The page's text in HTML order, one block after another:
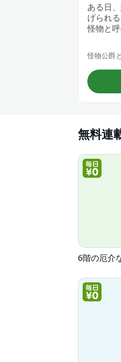
ある日
げられ
怪物と
怪物公爵
無料連
6階の厄介